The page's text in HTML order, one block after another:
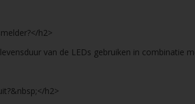
h2>
van de LEDs gebruiken in combinatie
h2>